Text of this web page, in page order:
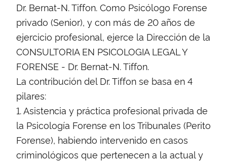
Dr. Bernat-N. Tiffon. Como Psicólogo Forense
privado (Senior), y con más de 20 años de
ejercicio profesional, ejerce la Dirección de la
CONSULTORIA EN PSICOLOGIA LEGAL Y
FORENSE - Dr. Bernat-N. Tiffon.
La contribución del Dr. Tiffon se basa en 4
pilares:
1. Asistencia y práctica profesional privada de
la Psicología Forense en los Tribunales (Perito
Forense), habiendo intervenido en casos
criminológicos que pertenecen a la actual y